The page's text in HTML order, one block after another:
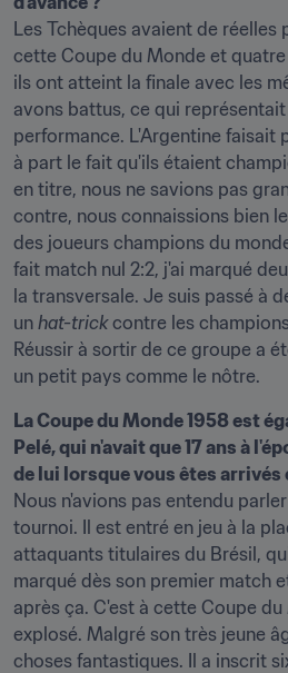
Les Tchèques avaient de
cette Coupe du Monde et quatre
ils ont atteint la finale avec les
avons battus, ce qui
performance. L'Argentine faisait
à part le fait qu'ils étaient
en titre, nous ne savions pas
contre, nous connaissions bien
des joueurs champions du
fait match nul 2:2, j'ai marqué
la transversale. Je suis passé à
un hat-trick contre les
Réussir à sortir de ce groupe a
un petit pays comme le nôtre.
La Coupe du Monde 1958 est
Pelé, qui n'avait que 17 ans à
de lui lorsque vous êtes arrivés
Nous n'avions pas entendu
tournoi. Il est entré en jeu à la
attaquants titulaires du Brésil,
marqué dès son premier match
après ça. C'est à cette Coupe
explosé. Malgré son très jeune
choses fantastiques. Il a inscrit